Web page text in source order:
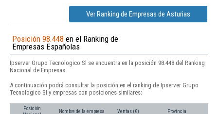
Ver Ranking de Empresas de Asturias
Posición 98.448 en el Ranking de
Empresas Españolas
Ipserver Grupo Tecnologico Sl se encuentra en la posición 98.448 del Ranking
Nacional de Empresas.
A continuación podrá consultar la posición en el ranking de Ipserver Grupo
Tecnologico Sl y empresas con posiciones similares:
Posición
Nombre de la empresa Ventas (€) Provincia